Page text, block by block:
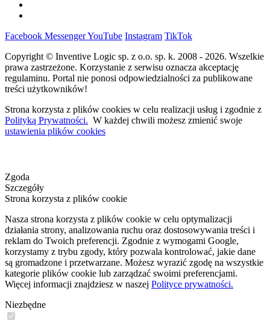
Facebook MessengerYouTube Instagram TikTok
Copyright © Inventive Logic sp. z o.o. sp. k. 2008 - 2026. Wszelkie
prawa zastrzeżone. Korzystanie z serwisu oznacza akceptację
regulaminu. Portal nie ponosi odpowiedzialności za publikowane
treści użytkowników!
Strona korzysta z plików cookies w celu realizacji usług i zgodnie z
Polityką Prywatności. W każdej chwili możesz zmienić swoje
ustawienia plików cookies
Zgoda
Szczegóły
Strona korzysta z plików cookie
Nasza strona korzysta z plików cookie w celu optymalizacji
działania strony, analizowania ruchu oraz dostosowywania treści i
reklam do Twoich preferencji. Zgodnie z wymogami Google,
korzystamy z trybu zgody, który pozwala kontrolować, jakie dane
są gromadzone i przetwarzane. Możesz wyrazić zgodę na wszystkie
kategorie plików cookie lub zarządzać swoimi preferencjami.
Więcej informacji znajdziesz w naszej Polityce prywatności.
Niezbędne